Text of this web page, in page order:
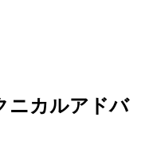
ニカルアドバ